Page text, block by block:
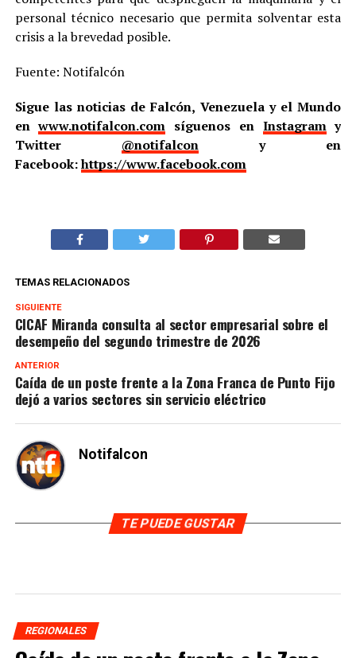
personal técnico necesario que permita solventar esta
crisis a la brevedad posible.
Fuente: Notifalcón
Sigue las noticias de Falcón, Venezuela y el Mundo
enwww.notifalcon.com síguenos en Instagramy
Twitter @notifalcony en
Facebook:https://www.facebook.com
TEMAS RELACIONADOS
SIGUIENTE
CICAF Miranda consulta al sector empresarial sobre el
desempeño del segundo trimestre de 2026
ANTERIOR
Caída de un poste frente a la Zona Franca de Punto Fijo
dejó a varios sectores sin servicio eléctrico
Notifalcon
TE PUEDE GUSTAR
REGIONALES